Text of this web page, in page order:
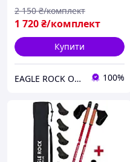
1 720₴/комплект
2 150 ₴/комплект
Купити
EAGLE ROCK Офіційний магазин бренду 100%